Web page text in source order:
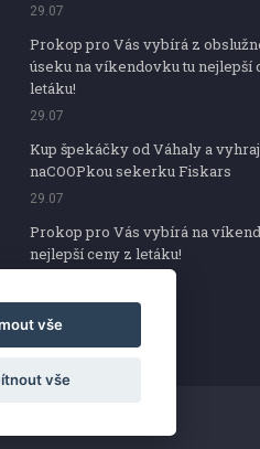
29.07
Prokop pro Vás vybírá z
úseku na víkendovku tu nejlepší
letáku!
29.07
Kup špekáčky od Váhaly a
naCOOPkou sekerku Fiskars
29.07
Prokop pro Vás vybírá na
nejlepší ceny z letáku!
vše
vše